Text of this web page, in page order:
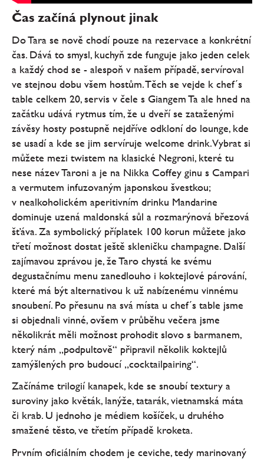
Čas začíná plynout jinak
Do Tara se nově chodí pouze na rezervace a konkrétní
čas. Dává to smysl, kuchyň zde funguje jako jeden celek
a každý chod se - alespoň v našem případě, servíroval
ve stejnou dobu všem hostům. Těch se vejde k chef´s
table celkem 20, servis v čele s Giangem Ta ale hned na
začátku udává rytmus tím, že u dveří se zataženými
závěsy hosty postupně nejdříve odkloní do lounge, kde
se usadí a kde se jim servíruje welcome drink. Vybrat si
můžete mezi twistem na klasické Negroni, které tu
nese název Taroni a je na Nikka Coffey ginu s Campari
a vermutem infuzovaným japonskou švestkou;
v nealkoholickém aperitivním drinku Mandarine
dominuje uzená maldonská sůl a rozmarýnová březová
šťáva. Za symbolický příplatek 100 korun můžete jako
třetí možnost dostat ještě skleničku champagne. Další
zajímavou zprávou je, že Taro chystá ke svému
degustačnímu menu zanedlouho i koktejlové párování,
které má být alternativou k už nabízenému vinnému
snoubení. Po přesunu na svá místa u chef´s table jsme
si objednali vinné, ovšem v průběhu večera jsme
několikrát měli možnost prohodit slovo s barmanem,
který nám „podpultově“ připravil několik koktejlů
zamýšlených pro budoucí „cocktailpairing“.
Začínáme trilogií kanapek, kde se snoubí textury a
suroviny jako květák, lanýže, tatarák, vietnamská máta
či krab. U jednoho je médiem košíček, u druhého
smažené těsto, ve třetím případě kroketa.
Prvním oficiálním chodem je ceviche, tedy marinovaný